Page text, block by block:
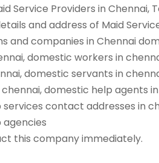
Service Providers in Chennai,
and address of Maid
and companies in Chennai
domestic workers in
domestic servants in
domestic help agents
contact addresses in
this company immediately.